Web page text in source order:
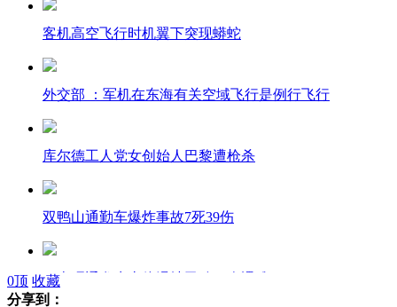
客机高空飞行时机翼下突现蟒蛇
外交部 ：军机在东海有关空域飞行是例行飞行
库尔德工人党女创始人巴黎遭枪杀
双鸭山通勤车爆炸事故7死39伤
云南昭通发生山体滑坡已致43人遇难
0顶 收藏
分享到：